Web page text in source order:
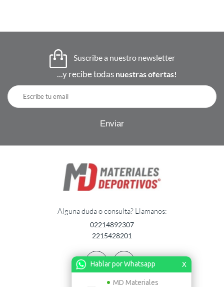
Hablar por Whatsapp X
MD Materiales
Suscribe a nuestro newsletter
...y recibe todas nuestras ofertas!
Alguna duda o consulta? Llamanos:
02214892307
2215428201